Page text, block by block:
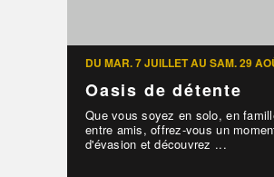
DU MAR. 7 JUILLET AU SAM. 29
Oasis de détente
Que vous soyez en solo, en
entre amis, offrez-vous un
d'évasion et découvrez ...